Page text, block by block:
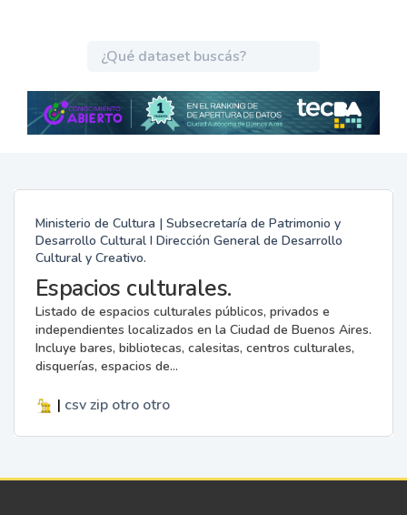
Ministerio de Cultura | Subsecretaría de Patrimonio y
Desarrollo Cultural I Dirección General de Desarrollo
Cultural y Creativo.
Espacios culturales.
Listado de espacios culturales públicos, privados e
independientes localizados en la Ciudad de Buenos Aires.
Incluye bares, bibliotecas, calesitas, centros culturales,
disquerías, espacios de...
| csv zip otro otro